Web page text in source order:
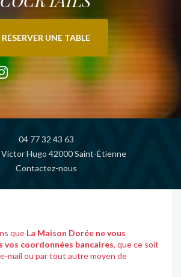
RÉSERVER UNE TABLE
04 77 32 43 63
Victor Hugo 42000 Saint-Étienne
Contactez-nous
que La Maison Dorée ne vous
vos coordonnées bancaires, que ce soit
mail ou par tout autre moyen de